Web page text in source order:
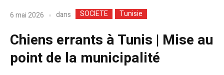
6 mai 2026 dans SOCIETE Tunisie
Chiens errants à Tunis | Mise au
point de la municipalité